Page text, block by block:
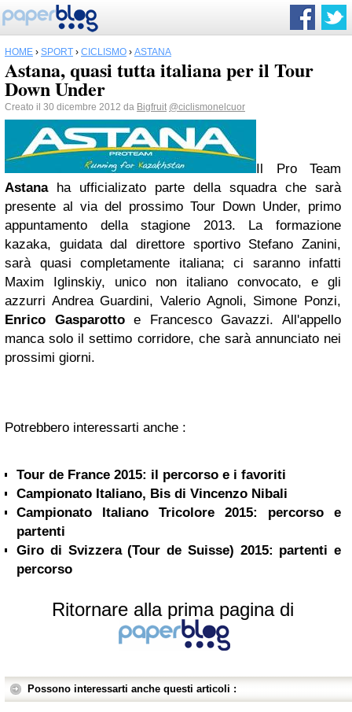
HOME › SPORT › CICLISMO › ASTANA
Astana, quasi tutta italiana per il Tour
Down Under
Creato il 30 dicembre 2012 da Bigfruit @ciclismonelcuor
Il Pro Team
Astanaha ufficializato parte della squadra che sarà
presente al via del prossimo Tour Down Under, primo
appuntamento della stagione 2013. La formazione
kazaka, guidata dal direttore sportivo Stefano Zanini,
sarà quasi completamente italiana; ci saranno infatti
Maxim Iglinskiy, unico non italiano convocato, e gli
azzurri Andrea Guardini, Valerio Agnoli, Simone Ponzi,
Enrico Gasparottoe Francesco Gavazzi. All'appello
manca solo il settimo corridore, che sarà annunciato nei
prossimi giorni.
Potrebbero interessarti anche :
Tour de France 2015: il percorso e i favoriti
Campionato Italiano, Bis di Vincenzo Nibali
Campionato Italiano Tricolore 2015: percorso e
partenti
Giro di Svizzera (Tour de Suisse) 2015: partenti e
percorso
Ritornare alla prima pagina di
Possono interessarti anche questi articoli :